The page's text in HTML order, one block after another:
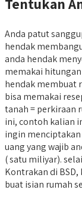
Tentukan
Anda patut
hendak
anda hendak
memakai
hendak membuat
bisa memakai
tanah = perkiraan
ini, contoh kalian
ingin menciptakan
uang yang wajib
( satu miliyar).
Kontrakan di
buat isian rumah